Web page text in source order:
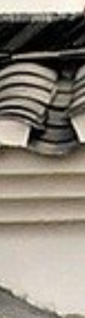
生活方式
不曾見到的
假期